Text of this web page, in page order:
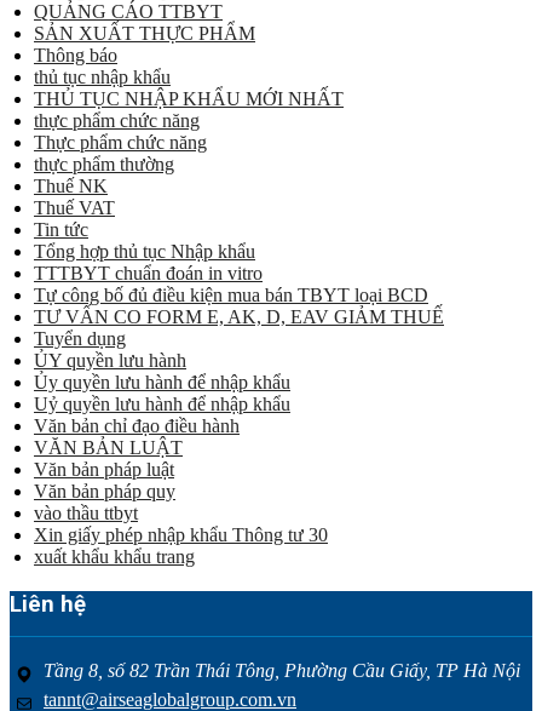
QUẢNG CÁO TTBYT
SẢN XUẤT THỰC PHẨM
Thông báo
thủ tục nhập khẩu
THỦ TỤC NHẬP KHẨU MỚI NHẤT
thực phẩm chức năng
Thực phẩm chức năng
thực phẩm thường
Thuế NK
Thuế VAT
Tin tức
Tổng hợp thủ tục Nhập khẩu
TTTBYT chuẩn đoán in vitro
Tự công bố đủ điều kiện mua bán TBYT loại BCD
TƯ VẤN CO FORM E, AK, D, EAV GIẢM THUẾ
Tuyển dụng
ỦY quyền lưu hành
Ủy quyền lưu hành để nhập khẩu
Uỷ quyền lưu hành để nhập khẩu
Văn bản chỉ đạo điều hành
VĂN BẢN LUẬT
Văn bản pháp luật
Văn bản pháp quy
vào thầu ttbyt
Xin giấy phép nhập khẩu Thông tư 30
xuất khẩu khẩu trang
Liên hệ
Tầng 8, số 82 Trần Thái Tông, Phường Cầu Giấy, TP Hà Nội
tannt@airseaglobalgroup.com.vn